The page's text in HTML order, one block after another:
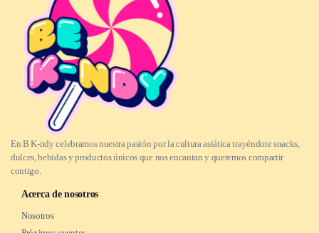
En B K-ndy celebramos nuestra pasión por la cultura asiática trayéndote snacks,
dulces, bebidas y productos únicos que nos encantan y queremos compartir
contigo.
Acerca de nosotros
Nosotros